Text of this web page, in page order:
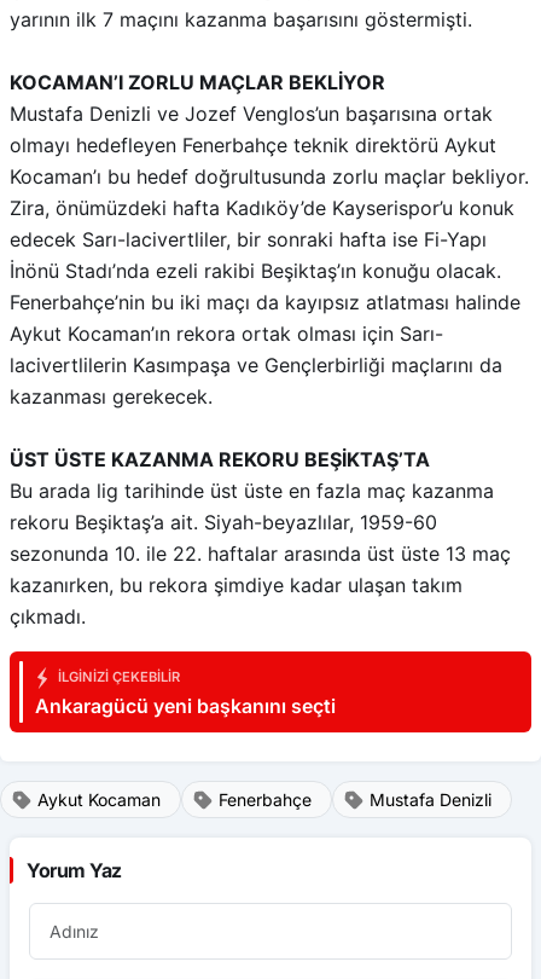
yarının ilk 7 maçını kazanma başarısını göstermişti.
KOCAMAN’I ZORLU MAÇLAR BEKLİYOR
Mustafa Denizli ve Jozef Venglos’un başarısına ortak
olmayı hedefleyen Fenerbahçe teknik direktörü Aykut
Kocaman’ı bu hedef doğrultusunda zorlu maçlar bekliyor.
Zira, önümüzdeki hafta Kadıköy’de Kayserispor’u konuk
edecek Sarı-lacivertliler, bir sonraki hafta ise Fi-Yapı
İnönü Stadı’nda ezeli rakibi Beşiktaş’ın konuğu olacak.
Fenerbahçe’nin bu iki maçı da kayıpsız atlatması halinde
Aykut Kocaman’ın rekora ortak olması için Sarı-
lacivertlilerin Kasımpaşa ve Gençlerbirliği maçlarını da
kazanması gerekecek.
ÜST ÜSTE KAZANMA REKORU BEŞİKTAŞ’TA
Bu arada lig tarihinde üst üste en fazla maç kazanma
rekoru Beşiktaş’a ait. Siyah-beyazlılar, 1959-60
sezonunda 10. ile 22. haftalar arasında üst üste 13 maç
kazanırken, bu rekora şimdiye kadar ulaşan takım
çıkmadı.
İLGINIZI ÇEKEBILIR
Ankaragücü yeni başkanını seçti
Aykut Kocaman Fenerbahçe Mustafa Denizli
Yorum Yaz